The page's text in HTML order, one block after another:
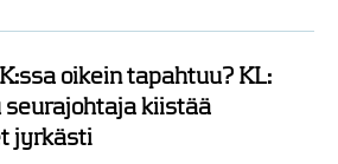
oikein tapahtuu? KL:
kiistää
jyrkästi